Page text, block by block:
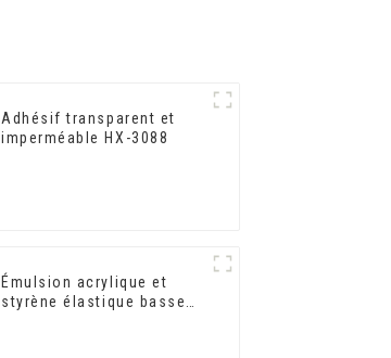
Adhésif transparent et
imperméable HX-3088
Émulsion acrylique et
styrène élastique basse